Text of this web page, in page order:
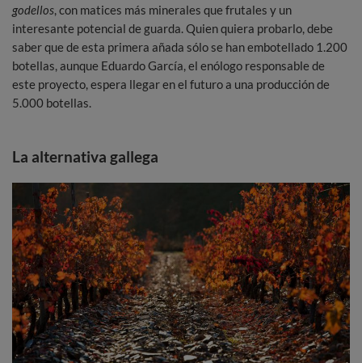
godellos, con matices más minerales que frutales y un
interesante potencial de guarda. Quien quiera probarlo, debe
saber que de esta primera añada sólo se han embotellado 1.200
botellas, aunque Eduardo García, el enólogo responsable de
este proyecto, espera llegar en el futuro a una producción de
5.000 botellas.
La alternativa gallega